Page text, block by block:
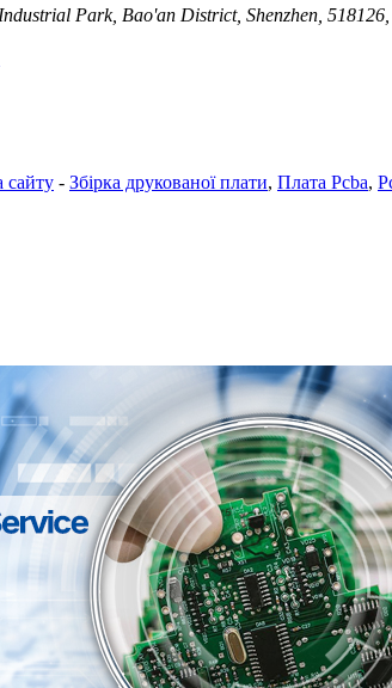
Park, Bao'an District, Shenzhen,
сайту - Збірка друкованої плати, Плата Pcba,